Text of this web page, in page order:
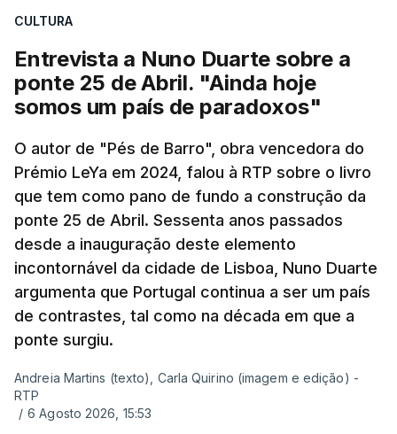
CULTURA
Entrevista a Nuno Duarte sobre a
ponte 25 de Abril. "Ainda hoje
somos um país de paradoxos"
O autor de "Pés de Barro", obra vencedora do
Prémio LeYa em 2024, falou à RTP sobre o livro
que tem como pano de fundo a construção da
ponte 25 de Abril. Sessenta anos passados
desde a inauguração deste elemento
incontornável da cidade de Lisboa, Nuno Duarte
argumenta que Portugal continua a ser um país
de contrastes, tal como na década em que a
ponte surgiu.
Andreia Martins (texto), Carla Quirino (imagem e edição) -
RTP
/ 6 Agosto 2026, 15:53